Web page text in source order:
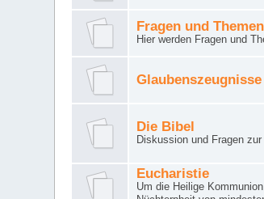
Fragen und
Hier werden Fragen und
Glaubenszeugnisse
Die Bibel
Diskussion und Fragen zur
Eucharistie
Um die Heilige